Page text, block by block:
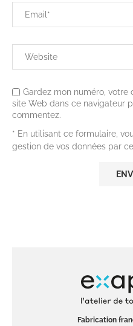
Gardez mon numéro,
site Web dans ce navigateur
commentez.
* En utilisant ce formulaire,
gestion de vos données par
Fabrication